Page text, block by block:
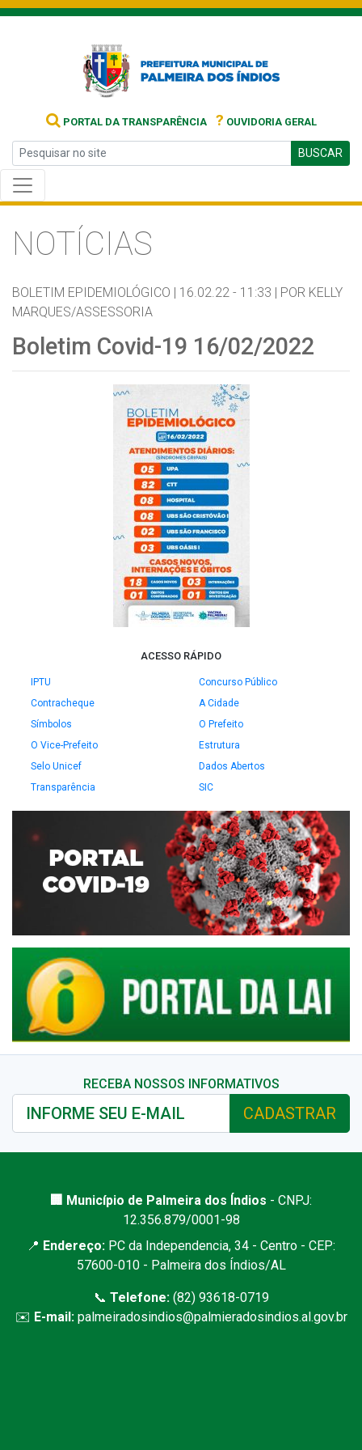
PORTAL DA TRANSPARÊNCIA ? OUVIDORIA GERAL
BUSCAR
NOTÍCIAS
BOLETIM EPIDEMIOLÓGICO | 16.02.22 - 11:33 | POR KELLY
MARQUES/ASSESSORIA
Boletim Covid-19 16/02/2022
ACESSO RÁPIDO
IPTU
Concurso Público
Contracheque
A Cidade
Símbolos
O Prefeito
O Vice-Prefeito
Estrutura
Selo Unicef
Dados Abertos
Transparência
SIC
RECEBA NOSSOS INFORMATIVOS
CADASTRAR
🏢 Município de Palmeira dos Índios - CNPJ:
12.356.879/0001-98
📍 Endereço: PC da Independencia, 34 - Centro - CEP:
57600-010 - Palmeira dos Índios/AL
📞 Telefone:(82) 93618-0719
✉️ E-mail: palmeiradosindios@palmieradosindios.al.gov.br